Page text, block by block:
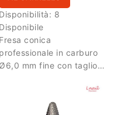
Disponibilità: 8
Disponibile
Fresa conica
professionale in carburo
Ø6,0 mm fine con taglio
rivestimento DLC e AL
14,6 mm. Ideale per